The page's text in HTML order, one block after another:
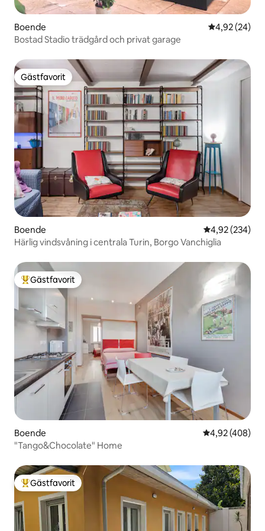
Boende 4,92 av 5 i
4,92 (24)
Bostad Stadio trädgård och privat garage
Gästfavorit
Gästfavorit
Boende 4,92 av 5 i
4,92 (234)
Härlig vindsvåning i centrala Turin, Borgo Vanchiglia
Populär gästfavorit
Gästfavorit
Boende 4,92 av 5 i
4,92 (408)
"Tango&Chocolate" Home
Populär gästfavorit
Gästfavorit